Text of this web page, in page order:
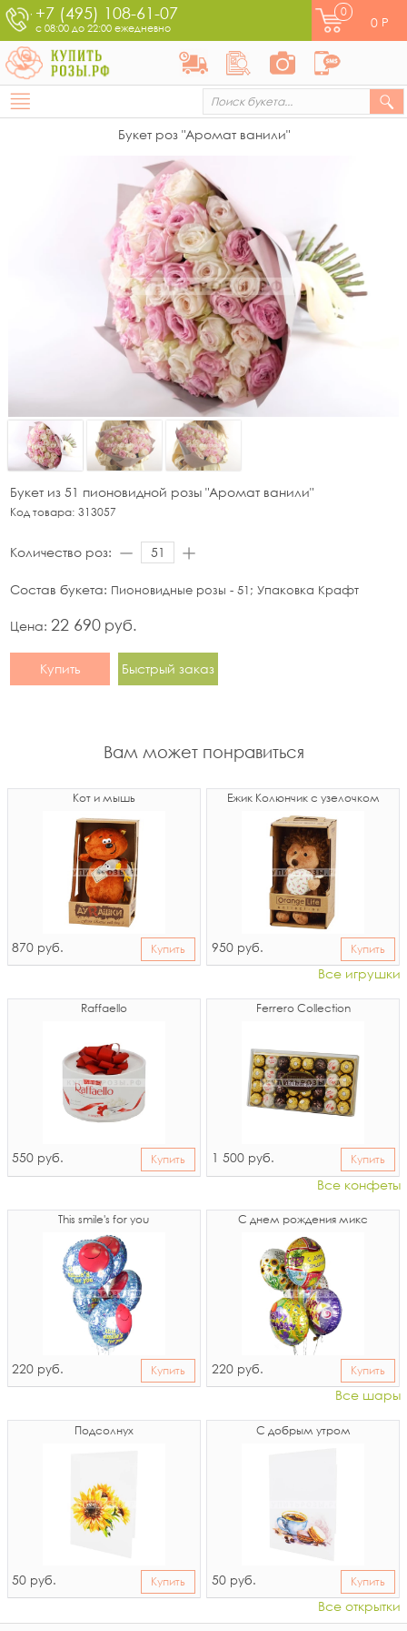
+7 (495) 108-61-07
с 08:00 до 22:00 ежедневно
0
0 Р
Букет роз "Аромат ванили"
Букет из 51 пионовидной розы "Аромат ванили"
Код товара: 313057
Количество роз:
Состав букета: Пионовидные розы - 51; Упаковка Крафт
Цена: 22 690 руб.
Купить Быстрый заказ
Вам может понравиться
Кот и мышь
870 руб. Купить
Ёжик Колюнчик с узелочком
950 руб. Купить
Все игрушки
Raffaello
550 руб. Купить
Ferrero Collection
1 500 руб. Купить
Все конфеты
This smile's for you
220 руб. Купить
С днем рождения микс
220 руб. Купить
Все шары
Подсолнух
50 руб. Купить
С добрым утром
50 руб. Купить
Все открытки